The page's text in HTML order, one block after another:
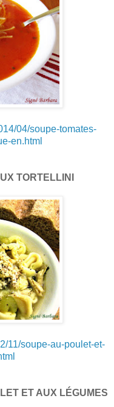
04/soupe-tomates-
en.html
TORTELLINI
11/soupe-au-poulet-et-
ET AUX LÉGUMES